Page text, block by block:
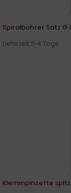
Spiralbohrer Satz Ø
Lieferzeit:3-4 Tage
Klemmpinzette